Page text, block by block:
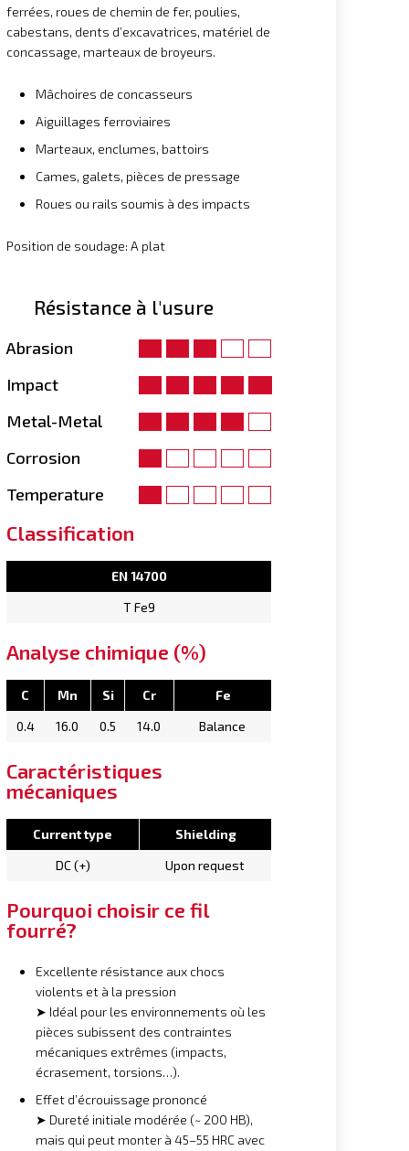
ferrées, roues de chemin de fer, poulies,
cabestans, dents d’excavatrices, matériel de
concassage, marteaux de broyeurs.
Mâchoires de concasseurs
Aiguillages ferroviaires
Marteaux, enclumes, battoirs
Cames, galets, pièces de pressage
Roues ou rails soumis à des impacts
Position de soudage: A plat
Résistance à l'usure
Abrasion
Impact
Metal-Metal
Corrosion
Temperature
Classification
EN 14700
T Fe9
Analyse chimique (%)
C Mn Si Cr
Fe
0.4
16.0 0.5 14.0 Balance
Caractéristiques
mécaniques
Current type
Shielding
DC (+)
Upon request
Pourquoi choisir ce fil
fourré?
Excellente résistance aux chocs
violents et à la pression
➤ Idéal pour les environnements où les
pièces subissent des contraintes
mécaniques extrêmes (impacts,
écrasement, torsions…).
Effet d’écrouissage prononcé
➤ Dureté initiale modérée (~ 200 HB),
mais qui peut monter à 45–55 HRC avec